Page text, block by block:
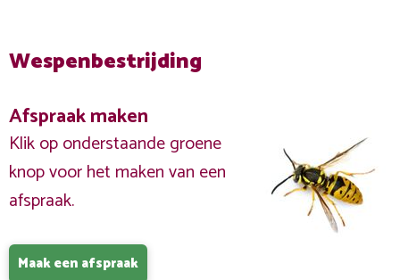
Wespenbestrijding
Afspraak maken
Klik op onderstaande groene
knop voor het maken van een
afspraak.
Maak een afspraak